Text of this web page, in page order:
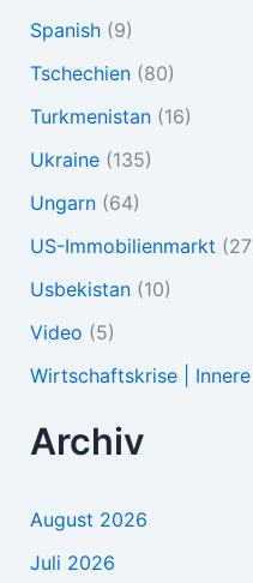
Spanish(9)
Tschechien(80)
Turkmenistan(16)
Ukraine(135)
Ungarn(64)
US-Immobilienmarkt
Usbekistan(10)
Video (5)
Wirtschaftskrise |
Archiv
August 2026
Juli 2026